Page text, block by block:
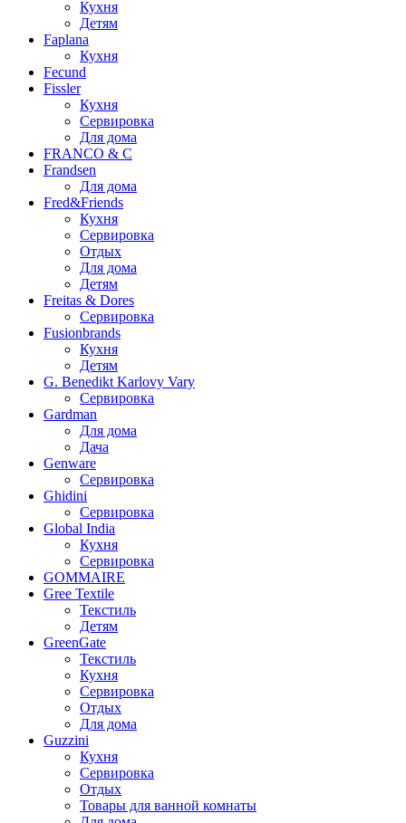
Кухня
Детям
Faplana
Кухня
Fecund
Fissler
Кухня
Сервировка
Для дома
FRANCO & C
Frandsen
Для дома
Fred&Friends
Кухня
Сервировка
Отдых
Для дома
Детям
Freitas & Dores
Сервировка
Fusionbrands
Кухня
Детям
G. Benedikt Karlovy Vary
Сервировка
Gardman
Для дома
Дача
Genware
Сервировка
Ghidini
Сервировка
Global India
Кухня
Сервировка
GOMMAIRE
Gree Textile
Текстиль
Детям
GreenGate
Текстиль
Кухня
Сервировка
Отдых
Для дома
Guzzini
Кухня
Сервировка
Отдых
Товары для ванной комнаты